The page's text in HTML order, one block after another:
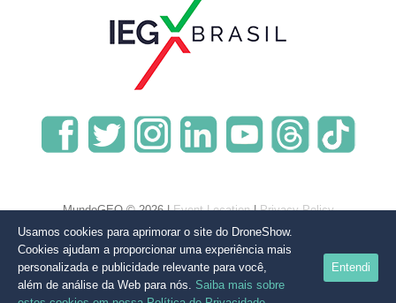
MundoGEO © 2026 |Event Location|Privacy Policy
Usamos cookies para aprimorar o site do DroneShow.
Cookies ajudam a proporcionar uma experiência mais
personalizada e publicidade relevante para você,
além de análise da Web para nós. Saiba mais sobre
Entendi